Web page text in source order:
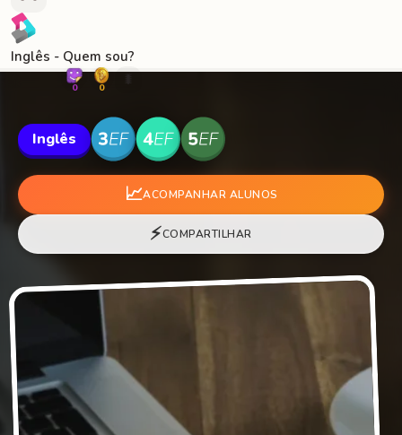
Inglês - Quem sou?
0 0
Inglês
📈ACOMPANHAR ALUNOS
⚡COMPARTILHAR